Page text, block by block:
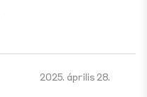
2025. április 28.